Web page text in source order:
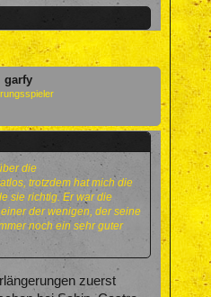
garfy
die
trotzdem hat mich die
sie richtig. Er war die
der wenigen, der seine
noch ein sehr guter
zuerst